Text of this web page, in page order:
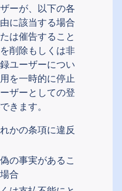
ーが、以下の各
に該当する場合
は催告すること
削除もしくは非
ユーザーについ
を一時的に停止
ザーとしての登
きます。
かの条項に違反
の事実があるこ
合